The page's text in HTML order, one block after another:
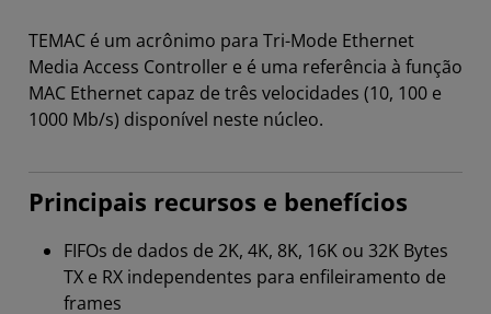
TEMAC é um acrônimo para Tri-Mode Ethernet
Media Access Controller e é uma referência à função
MAC Ethernet capaz de três velocidades (10, 100 e
1000 Mb/s) disponível neste núcleo.
Principais recursos e benefícios
FIFOs de dados de 2K, 4K, 8K, 16K ou 32K Bytes
TX e RX independentes para enfileiramento de
frames